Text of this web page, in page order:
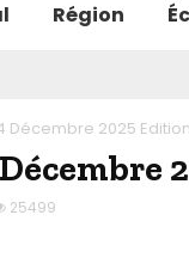
Région
Décembre 2025
25499